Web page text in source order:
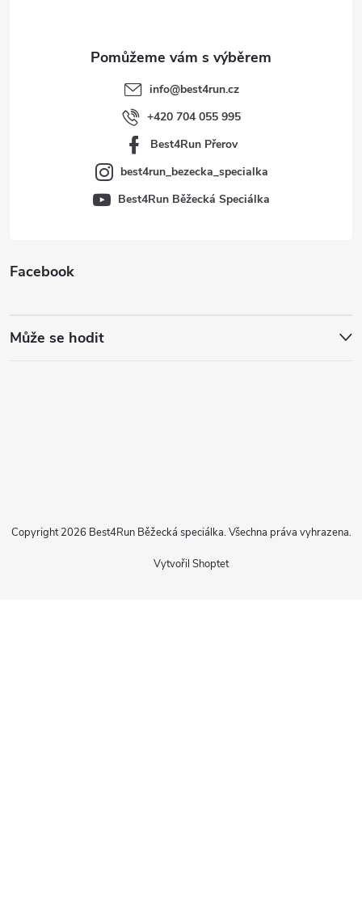
Facebook
Může se hodit
info@best4run.cz
+420 704 055 995
Best4Run Přerov
best4run_bezecka_specialka
Best4Run Běžecká Speciálka
Vytvořil Shoptet
Copyright 2026 Best4Run Běžecká speciálka. Všechna práva vyhrazena.